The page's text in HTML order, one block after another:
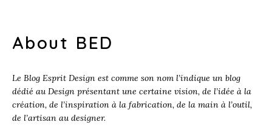
About BED
Le Blog Esprit Design est comme son nom l’indique un blog
dédié au Design présentant une certaine vision, de l’idée à la
création, de l’inspiration à la fabrication, de la main à l’outil,
de l’artisan au designer.